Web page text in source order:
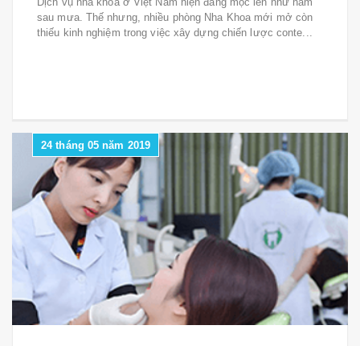
sau mưa. Thế nhưng, nhiều phòng Nha Khoa mới mở còn
thiếu kinh nghiệm trong việc xây dựng chiến lược conte...
24 tháng 05 năm 2019